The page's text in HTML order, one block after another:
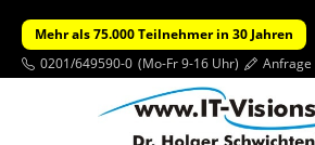
Mehr als 75.000 Teilnehmer in 30 Jahren
0201/649590-0 (Mo-Fr 9-16 Uhr) Anfrage